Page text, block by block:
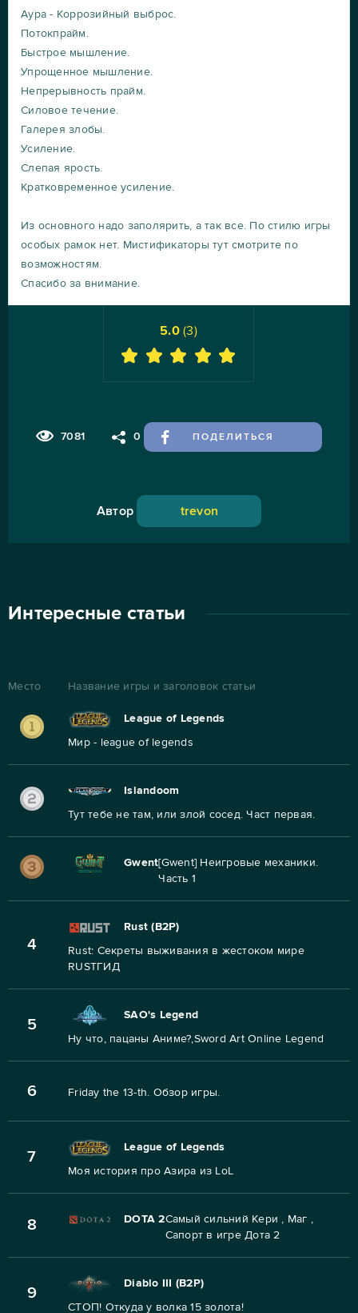
Аура - Коррозийный выброс.
Потокпрайм.
Быстрое мышление.
Упрощенное мышление.
Непрерывность прайм.
Силовое течение.
Галерея злобы.
Усиление.
Слепая ярость.
Кратковременное усиление.
Из основного надо заполярить, а так все. По стилю игры
особых рамок нет. Мистификаторы тут смотрите по
возможностям.
Спасибо за внимание.
7081 0 ПОДЕЛИТЬСЯ
5.0(3)
Автор trevon
Интересные статьи
Место Название игры и заголовок статьи
League of Legends
Мир - league of legends
Islandoom
Тут тебе не там, или злой сосед. Част первая.
Gwent[Gwent] Неигровые механики.
Часть 1
4
Rust (B2P)
Rust: Секреты выживания в жестоком мире
RUSTГИД
5
SAO's Legend
Ну что, пацаны Аниме?,Sword Art Online Legend
6 Friday the 13-th. Обзор игры.
7
League of Legends
Моя история про Азира из LoL
8 DOTA 2Самый сильний Кери , Маг ,
Сапорт в игре Дота 2
9
Diablo III (B2P)
СТОП! Откуда у волка 15 золота!